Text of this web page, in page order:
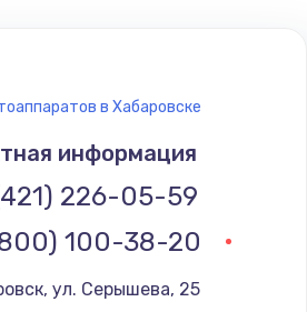
в Хабаровске
информация
226-05-59
100-38-20
, ул. Серышева, 25